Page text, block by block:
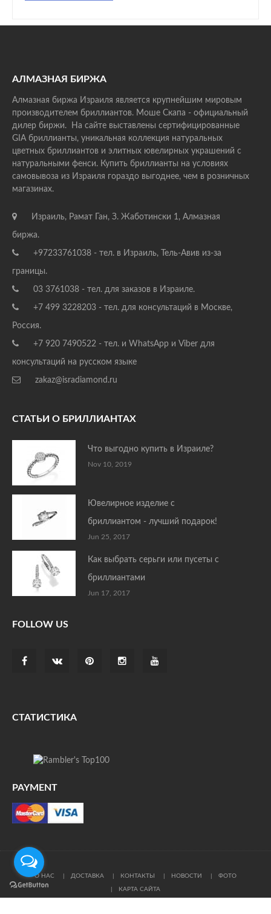
АЛМАЗНАЯ БИРЖА
Алмазная биржа Израиля является крупнейшим мировым
производителем бриллиантов. Моше Скапа - официальный
дилер биржи. На сайте выставлены сертифицированные
GIA бриллианты, уникальная коллекция натуральных
цветных бриллиантов и элитных ювелирных украшений с
натуральными фенси. Купить бриллианты на условиях
самовывоза из Израиля гораздо выгоднее, чем в розничных
магазинах.
Израиль, Рамат Ган, З. Жаботински 1, Алмазная
биржа.
+97233761038 - тел. в Израиль, Тель-Авив из-за
границы.
03 3761038 - тел. для заказов в Израиле.
+7 499 3228203 - тел. для консультаций в Москве,
Россия.
+7 920 7490522 - тел. и WhatsApp и Viber для
консультаций на русском языке
zakaz@isradiamond.ru
СТАТЬИ О БРИЛЛИАНТАХ
Что выгодно купить в Израиле?
Nov 10, 2019
Ювелирное изделие с
бриллиантом - лучший подарок!
Jun 25, 2017
Как выбрать серьги или пусеты с
бриллиантами
Jun 17, 2017
FOLLOW US
СТАТИСТИКА
PAYMENT
О НАС ДОСТАВКА КОНТАКТЫ НОВОСТИ ФОТО
КАРТА САЙТА